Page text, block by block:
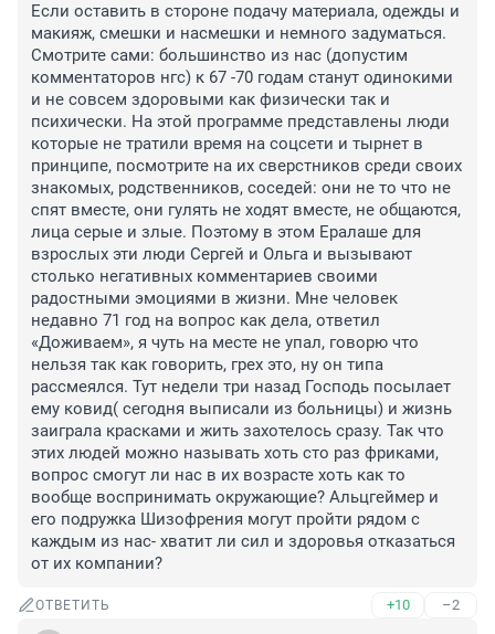
Если оставить в стороне подачу материала, одежды и
макияж, смешки и насмешки и немного задуматься.
Смотрите сами: большинство из нас (допустим
комментаторов нгс) к 67 -70 годам станут одинокими
и не совсем здоровыми как физически так и
психически. На этой программе представлены люди
которые не тратили время на соцсети и тырнет в
принципе, посмотрите на их сверстников среди своих
знакомых, родственников, соседей: они не то что не
спят вместе, они гулять не ходят вместе, не общаются,
лица серые и злые. Поэтому в этом Ералаше для
взрослых эти люди Сергей и Ольга и вызывают
столько негативных комментариев своими
радостными эмоциями в жизни. Мне человек
недавно 71 год на вопрос как дела, ответил
«Доживаем», я чуть на месте не упал, говорю что
нельзя так как говорить, грех это, ну он типа
рассмеялся. Тут недели три назад Господь посылает
ему ковид( сегодня выписали из больницы) и жизнь
заиграла красками и жить захотелось сразу. Так что
этих людей можно называть хоть сто раз фриками,
вопрос смогут ли нас в их возрасте хоть как то
вообще воспринимать окружающие? Альцгеймер и
его подружка Шизофрения могут пройти рядом с
каждым из нас- хватит ли сил и здоровья отказаться
от их компании?
ОТВЕТИТЬ +10 –2